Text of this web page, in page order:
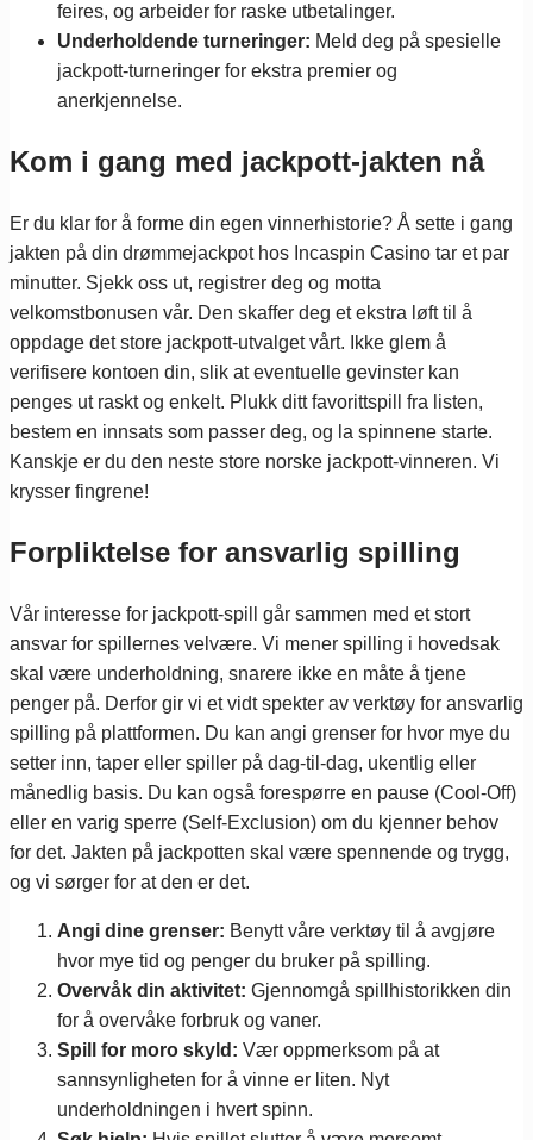
feires, og arbeider for raske utbetalinger.
Underholdende turneringer: Meld deg på spesielle
jackpott-turneringer for ekstra premier og
anerkjennelse.
Kom i gang med jackpott-jakten nå
Er du klar for å forme din egen vinnerhistorie? Å sette i gang
jakten på din drømmejackpot hos Incaspin Casino tar et par
minutter. Sjekk oss ut, registrer deg og motta
velkomstbonusen vår. Den skaffer deg et ekstra løft til å
oppdage det store jackpott-utvalget vårt. Ikke glem å
verifisere kontoen din, slik at eventuelle gevinster kan
penges ut raskt og enkelt. Plukk ditt favorittspill fra listen,
bestem en innsats som passer deg, og la spinnene starte.
Kanskje er du den neste store norske jackpott-vinneren. Vi
krysser fingrene!
Forpliktelse for ansvarlig spilling
Vår interesse for jackpott-spill går sammen med et stort
ansvar for spillernes velvære. Vi mener spilling i hovedsak
skal være underholdning, snarere ikke en måte å tjene
penger på. Derfor gir vi et vidt spekter av verktøy for ansvarlig
spilling på plattformen. Du kan angi grenser for hvor mye du
setter inn, taper eller spiller på dag-til-dag, ukentlig eller
månedlig basis. Du kan også forespørre en pause (Cool-Off)
eller en varig sperre (Self-Exclusion) om du kjenner behov
for det. Jakten på jackpotten skal være spennende og trygg,
og vi sørger for at den er det.
Angi dine grenser: Benytt våre verktøy til å avgjøre
hvor mye tid og penger du bruker på spilling.
Overvåk din aktivitet: Gjennomgå spillhistorikken din
for å overvåke forbruk og vaner.
Spill for moro skyld: Vær oppmerksom på at
sannsynligheten for å vinne er liten. Nyt
underholdningen i hvert spinn.